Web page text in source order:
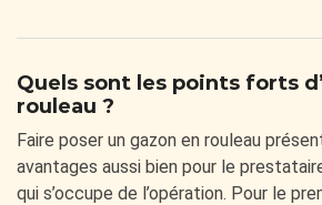
Quels sont les points forts
rouleau ?
Faire poser un gazon en rouleau
avantages aussi bien pour le
qui s’occupe de l’opération. Pour le